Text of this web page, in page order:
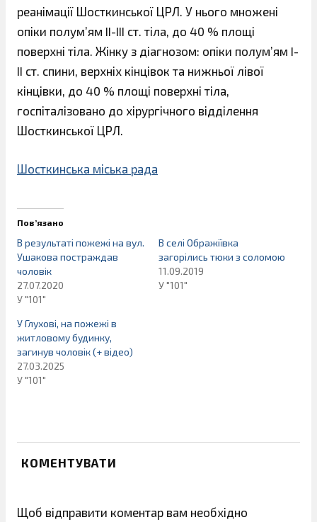
реанімації Шосткинської ЦРЛ. У нього множені
опіки полум’ям II-III ст. тіла, до 40 % площі
поверхні тіла. Жінку з діагнозом: опіки полум’ям I-
II ст. спини, верхніх кінцівок та нижньої лівої
кінцівки, до 40 % площі поверхні тіла,
госпіталізовано до хірургічного відділення
Шосткинської ЦРЛ.
Шосткинська міська рада
Пов’язано
В результаті пожежі на вул.
Ушакова постраждав
чоловік
27.07.2020
У "101"
В селі Ображіївка
загорілись тюки з соломою
11.09.2019
У "101"
У Глухові, на пожежі в
житловому будинку,
загинув чоловік (+ відео)
27.03.2025
У "101"
КОМЕНТУВАТИ
Щоб відправити коментар вам необхідно